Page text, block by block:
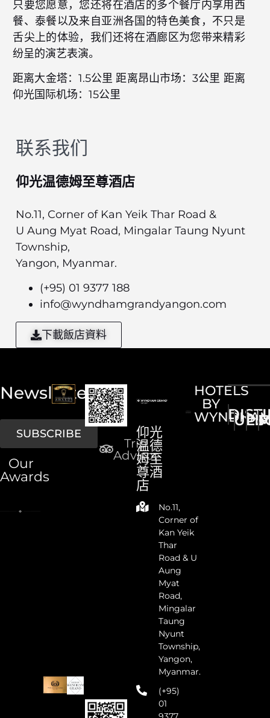
只要您愿意，您还将在酒店的多个餐厅内享用西
餐、泰餐以及来自亚洲各国的特色美食，不只是
舌尖上的体验，我们还将在酒廊区为您带来精彩
纷呈的演艺表演。
距离大金塔：1.5公里 距离昂山市场：3公里 距离
仰光国际机场：15公里
联系我们
仰光温德姆至尊酒店
No.11, Corner of Kan Yeik Thar Road &
U Aung Myat Road, Mingalar Taung Nyunt
Township,
Yangon, Myanmar.
(+95) 01 9377 188
info@wyndhamgrandyangon.com
下載飯店資料
Newsletter
SUBSCRIBE
Our
Awards
Trip
Advisor
仰光
温德
姆至
尊酒
店
No.11,
Corner of
Kan Yeik
Thar
Road & U
Aung
Myat
Road,
Mingalar
Taung
Nyunt
Township,
Yangon,
Myanmar.
(+95)
01
HOTELS
BY